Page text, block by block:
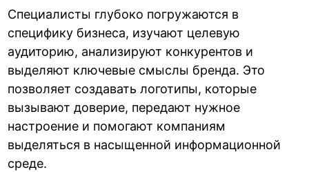
Специалисты глубоко погружаются в
специфику бизнеса, изучают целевую
аудиторию, анализируют конкурентов и
выделяют ключевые смыслы бренда. Это
позволяет создавать логотипы, которые
вызывают доверие, передают нужное
настроение и помогают компаниям
выделяться в насыщенной информационной
среде.